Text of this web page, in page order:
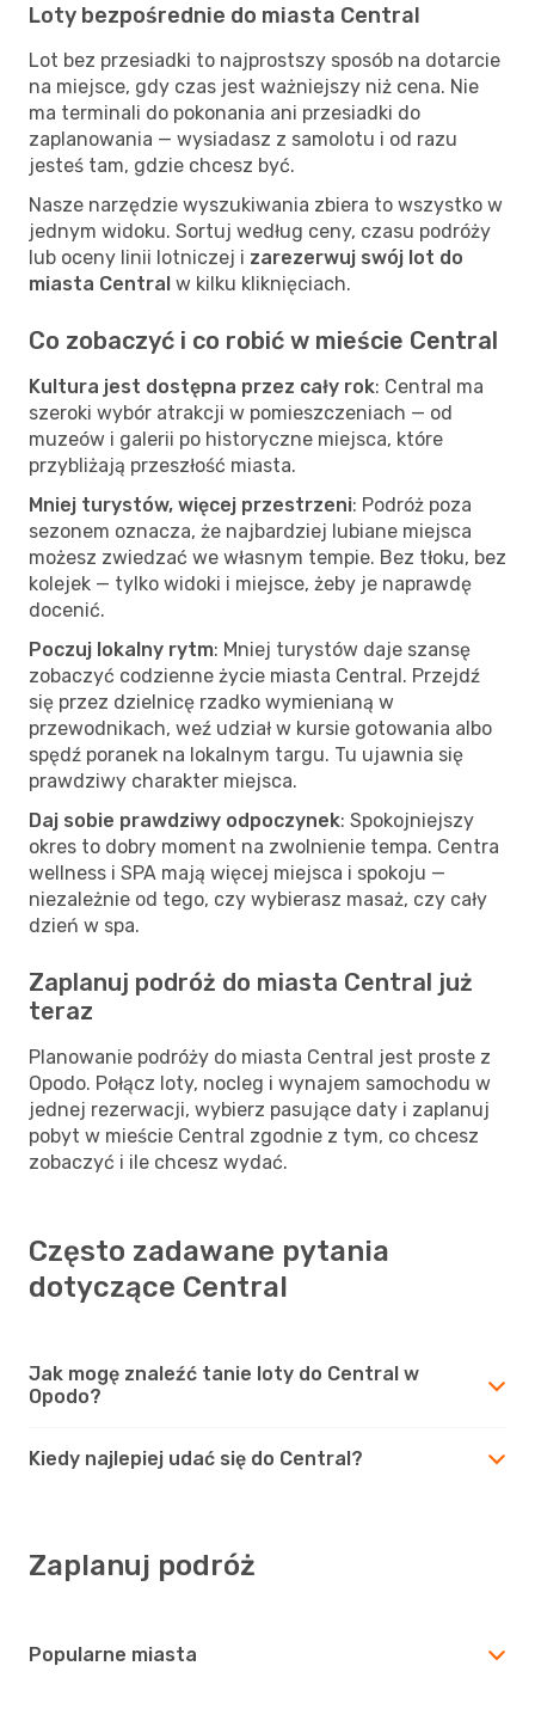
Loty bezpośrednie do miasta Central
Lot bez przesiadki to najprostszy sposób na dotarcie
na miejsce, gdy czas jest ważniejszy niż cena. Nie
ma terminali do pokonania ani przesiadki do
zaplanowania — wysiadasz z samolotu i od razu
jesteś tam, gdzie chcesz być.
Nasze narzędzie wyszukiwania zbiera to wszystko w
jednym widoku. Sortuj według ceny, czasu podróży
lub oceny linii lotniczej i zarezerwuj swój lot do
miasta Central w kilku kliknięciach.
Co zobaczyć i co robić w mieście Central
Kultura jest dostępna przez cały rok: Central ma
szeroki wybór atrakcji w pomieszczeniach — od
muzeów i galerii po historyczne miejsca, które
przybliżają przeszłość miasta.
Mniej turystów, więcej przestrzeni: Podróż poza
sezonem oznacza, że najbardziej lubiane miejsca
możesz zwiedzać we własnym tempie. Bez tłoku, bez
kolejek — tylko widoki i miejsce, żeby je naprawdę
docenić.
Poczuj lokalny rytm: Mniej turystów daje szansę
zobaczyć codzienne życie miasta Central. Przejdź
się przez dzielnicę rzadko wymienianą w
przewodnikach, weź udział w kursie gotowania albo
spędź poranek na lokalnym targu. Tu ujawnia się
prawdziwy charakter miejsca.
Daj sobie prawdziwy odpoczynek: Spokojniejszy
okres to dobry moment na zwolnienie tempa. Centra
wellness i SPA mają więcej miejsca i spokoju —
niezależnie od tego, czy wybierasz masaż, czy cały
dzień w spa.
Zaplanuj podróż do miasta Central już
teraz
Planowanie podróży do miasta Central jest proste z
Opodo. Połącz loty, nocleg i wynajem samochodu w
jednej rezerwacji, wybierz pasujące daty i zaplanuj
pobyt w mieście Central zgodnie z tym, co chcesz
zobaczyć i ile chcesz wydać.
Często zadawane pytania
dotyczące Central
Jak mogę znaleźć tanie loty do Central w
Opodo?
Kiedy najlepiej udać się do Central?
Zaplanuj podróż
Popularne miasta